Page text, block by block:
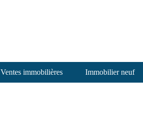
Ventes immobilières Immobilier neuf